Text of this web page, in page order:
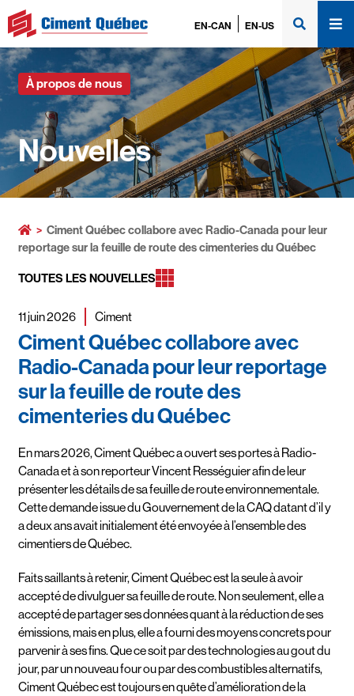
EN-CAN EN-US
À propos de nous
Nouvelles
>Ciment Québec collabore avec Radio-Canada pour leur
reportage sur la feuille de route des cimenteries du Québec
TOUTES LES NOUVELLES
11 juin 2026 Ciment
Ciment Québec collabore avec
Radio-Canada pour leur reportage
sur la feuille de route des
cimenteries du Québec
En mars 2026, Ciment Québec a ouvert ses portes à Radio-
Canada et à son reporteur Vincent Rességuier afin de leur
présenter les détails de sa feuille de route environnementale.
Cette demande issue du Gouvernement de la CAQ datant d’il y
a deux ans avait initialement été envoyée à l’ensemble des
cimentiers de Québec.
Faits saillants à retenir, Ciment Québec est la seule à avoir
accepté de divulguer sa feuille de route. Non seulement, elle a
accepté de partager ses données quant à la réduction de ses
émissions, mais en plus, elle a fourni des moyens concrets pour
parvenir à ses fins. Que ce soit par des technologies au gout du
jour, par un nouveau four ou par des combustibles alternatifs,
Ciment Québec est toujours en quête d’amélioration de la